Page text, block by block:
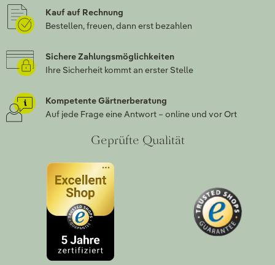
Kauf auf Rechnung
Bestellen, freuen, dann erst bezahlen
Sichere Zahlungsmöglichkeiten
Ihre Sicherheit kommt an erster Stelle
Kompetente Gärtnerberatung
Auf jede Frage eine Antwort – online und vor Ort
Geprüfte Qualität